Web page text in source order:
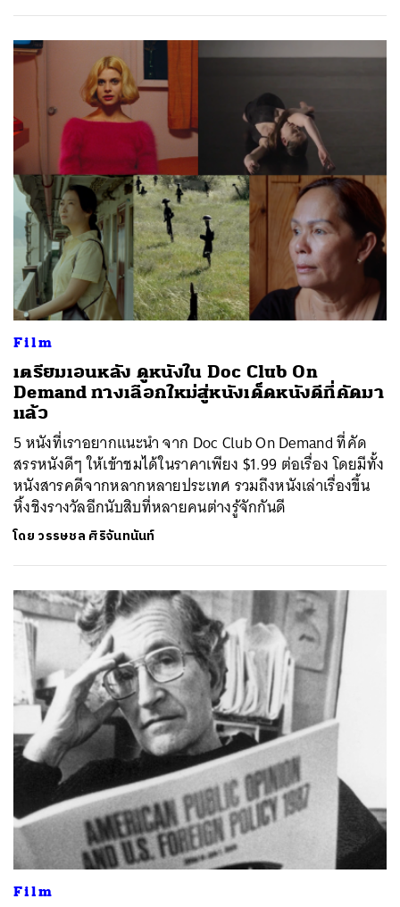
Film
เตรียมเอนหลัง ดูหนังใน Doc Club On
Demand ทางเลือกใหม่สู่หนังเด็ดหนังดีที่คัดมา
แล้ว
5 หนังที่เราอยากแนะนำ จาก Doc Club On Demand ที่คัด
สรรหนังดีๆ ให้เข้าชมได้ในราคาเพียง $1.99 ต่อเรื่อง โดยมีทั้ง
หนังสารคดีจากหลากหลายประเทศ รวมถึงหนังเล่าเรื่องขึ้น
หิ้งชิงรางวัลอีกนับสิบที่หลายคนต่างรู้จักกันดี
โดยวรรษชล ศิริจันทนันท์
Film